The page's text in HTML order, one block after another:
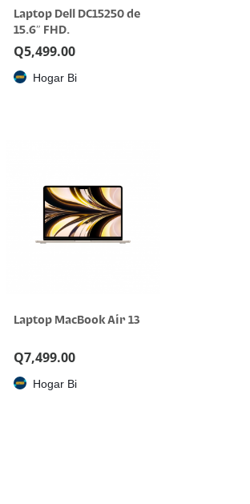
Laptop Dell DC15250 de
15.6″ FHD.
Q5,499.00
Hogar Bi
Laptop MacBook Air 13
Q7,499.00
Hogar Bi